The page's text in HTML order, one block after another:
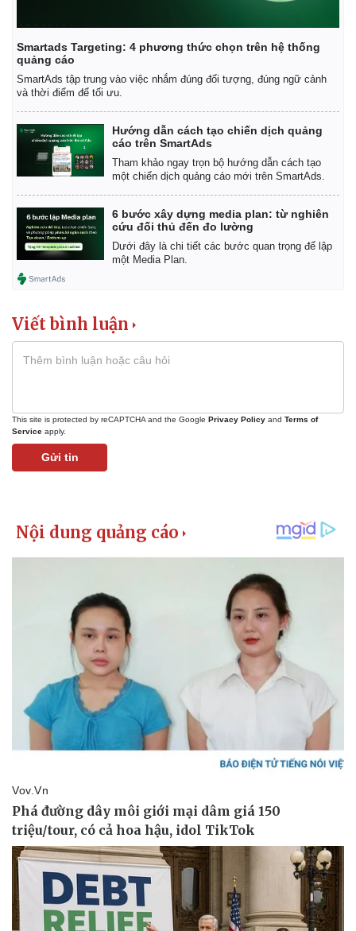
Khởi nghiệp
Giá cà phê
Smartads Targeting: 4 phương thức chọn trên hệ thống
quảng cáo
SmartAds tập trung vào việc nhắm đúng đối tượng, đúng ngữ cảnh
và thời điểm để tối ưu.
Hướng dẫn cách tạo chiến dịch quảng
cáo trên SmartAds
Tham khảo ngay trọn bộ hướng dẫn cách tạo
một chiến dịch quảng cáo mới trên SmartAds.
6 bước xây dựng media plan: từ nghiên
cứu đối thủ đến đo lường
Dưới đây là chi tiết các bước quan trọng để lập
một Media Plan.
Viết bình luận
This site is protected by reCAPTCHA and the Google Privacy Policy and Terms of
Service apply.
Gửi tin